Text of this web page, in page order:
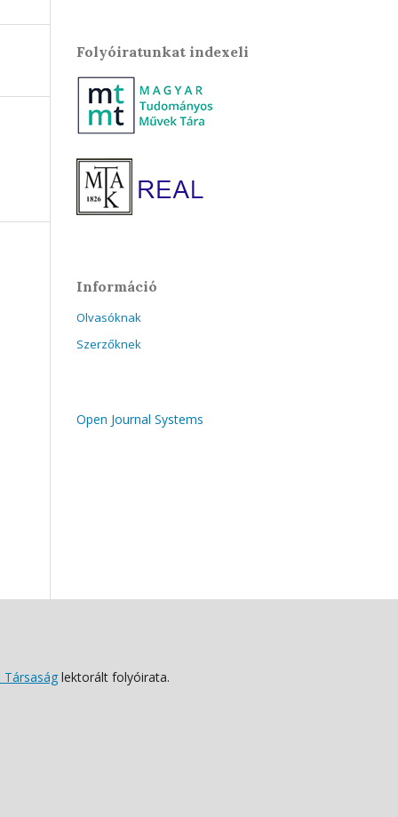
Folyóiratunkat indexeli
Információ
Olvasóknak
Szerzőknek
Open Journal Systems
lektorált folyóirata.